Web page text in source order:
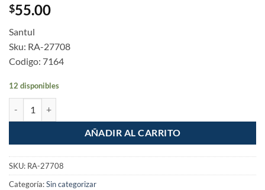
$55.00
Santul
Sku: RA-27708
Codigo: 7164
12 disponibles
AÑADIR AL CARRITO
SKU: RA-27708
Categoría:Sin categorizar